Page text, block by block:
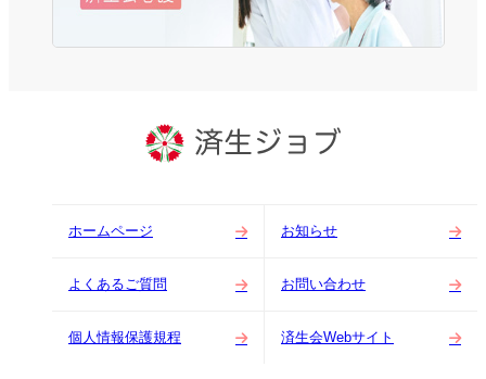
ホームページ お知らせ
よくあるご質問 お問い合わせ
個人情報保護規程 済生会Webサイト